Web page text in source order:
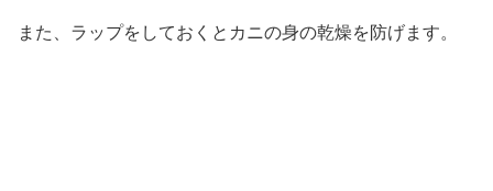
また、ラップをしておくとカニの身の乾燥を防げます。